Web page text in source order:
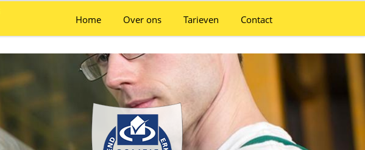
Home Over ons Tarieven Contact